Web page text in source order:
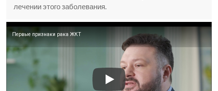
лечении этого заболевания.
Первые признаки рака ЖКТ